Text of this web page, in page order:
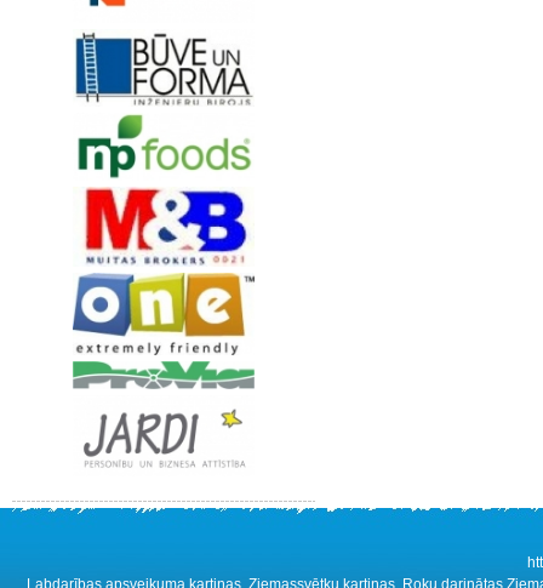
Labdarības apsveikuma kartiņas, Ziemassvētku kartiņas, Roku darinātas